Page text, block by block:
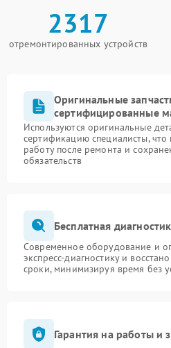
2317
отремонтированных устройств
Оригинальные
сертифицированные
Используются оригинальные
сертификацию специалисты,
работу после ремонта и
обязательств
Бесплатная
Современное оборудование и
экспресс-диагностику и
сроки, минимизируя время без
Гарантия на работы и